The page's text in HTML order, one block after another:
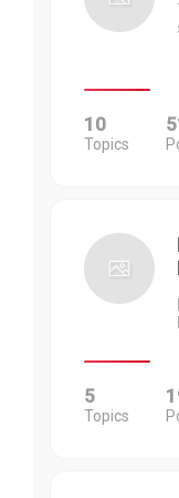
10
Topics
5
Topics